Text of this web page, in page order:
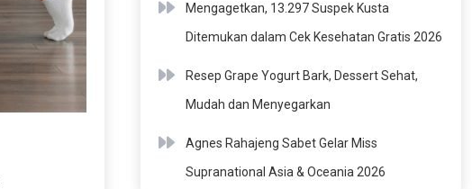
Mengagetkan, 13.297 Suspek Kusta
Ditemukan dalam Cek Kesehatan Gratis 2026
Resep Grape Yogurt Bark, Dessert Sehat,
Mudah dan Menyegarkan
Agnes Rahajeng Sabet Gelar Miss
Supranational Asia & Oceania 2026